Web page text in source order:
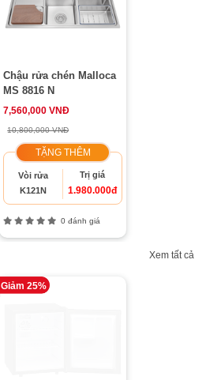
Chậu rửa chén Malloca
MS 8816 N
7,560,000 VNĐ
10,800,000 VNĐ
TẶNG THÊM
Vòi rửa
K121N
Trị giá
1.980.000đ
0 đánh giá
Xem tất cả
Giảm 25%